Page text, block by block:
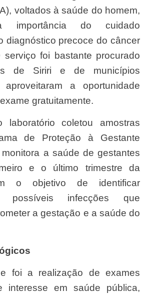
voltados à saúde do homem,
importância do cuidado
diagnóstico precoce do câncer
foi bastante procurado
de Siriri e de municípios
a oportunidade
gratuitamente.
de Proteção à Gestante
a saúde de gestantes
e o último trimestre da
o objetivo de identificar
possíveis infecções que
a gestação e a saúde do
interesse em saúde pública,